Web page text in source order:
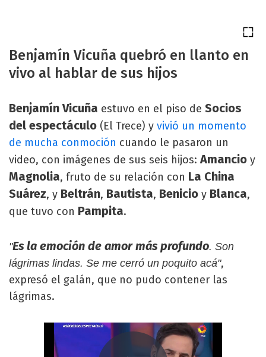
Benjamín Vicuña quebró en llanto en
vivo al hablar de sus hijos
Benjamín Vicuña estuvo en el piso de Socios
del espectáculo (El Trece) y vivió un momento
de mucha conmoción cuando le pasaron un
video, con imágenes de sus seis hijos:Amancio y
Magnolia, fruto de su relación con La China
Suárez, y Beltrán, Bautista, Benicio y Blanca,
que tuvo con Pampita.
"Es la emoción de amor más profundo. Son
lágrimas lindas. Se me cerró un poquito acá",
expresó el galán, que no pudo contener las
lágrimas.